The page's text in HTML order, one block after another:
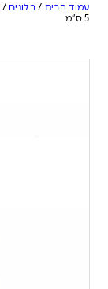
עמוד הבית /בלונים /
5 ס”מ